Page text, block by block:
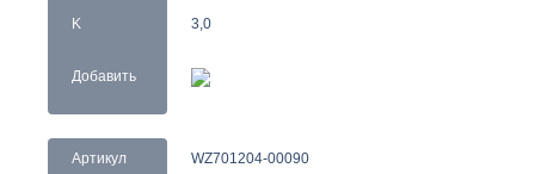
K
Добавить
3,0
Артикул WZ701204-00090